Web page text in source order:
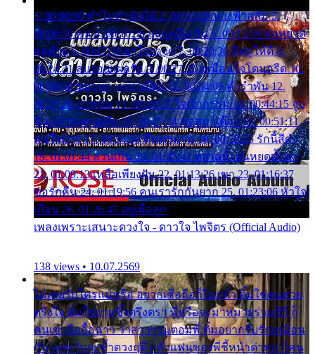
1. 00:00:00 ทำไมทำฉันได้ 2. 00:03:20 นางฟ้าสลัม 3.
00:06:50 คน 4. 00:10:36 บุญเหลือเกิน 5. 00:13:58 ฝนหยาด
สุดท้าย 6. 00:17:30 ยาใจยาจก 7. 00:20:30 คิดดูให้ดี 8.
00:24:21 ลบรอยแผลรัก 9. 00:27:35 เหมือนใจโดนกรีด 10.
00:30:54 ขบวนการเปาเปียว 11. 00:34:05 คำรำพัน 12.
00:37:20 ปาหนัน 13. 00:40:37 ใจเจ้ากรรม 14. 00:44:15 จูบ
ฉันแล้วจงตายเสีย 15. 00:47:24 ขอสูมาเต๊อะ 16. 00:51:11
คนใจมาร 17. 00:54:50 คืนทรมาน 18. 00:58:25 รักนี้สีดำ
19. 01:01:44 ส่วนเกิน 20. 01:05:42 หยาดน้ำฝนหยดน้ำตา
21. 01:09:13 เหลือเพียงฝัน 22. 01:13:26 เขา 23. 01:16:37
ขอรักคืน 24. 01:19:56 คนเรารักกันยาก 25. 01:23:06 หัวใจ
เถื่อน 26. 01:26:45 อยู่เพื่อลูก
เพลงเพราะเสนาะดวงใจ - ดาวใจ ไพจิตร (Official Audio)
138 views • 10.07.2569
ไม่เคยรักใครแน่หรือ อยากเชื่อถือก็ไม่กล้า ติ๋มใช่คนสวย
ตรึงใจ ติ๋มใช่งามซึ้งตรึงตรา พี่หรือจะมาหมายร่วมชีวี ก็
คนเขาลืออื้อฉาว ว่าสาวๆรุมตอมพี่ ติ๋มอยากรับรักเหมือน
กัน แต่หวั่นจะช้ำดวงฤดี กลัวแฟนของพี่ชี้หน้าด่าทอ ก็คน